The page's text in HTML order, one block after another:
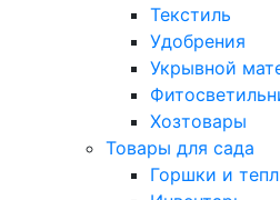
Текстиль
Удобрения
Укрывной
Хозтовары
Товары для сада
Горшки и